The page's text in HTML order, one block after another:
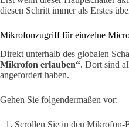
diesen Schritt immer als Erstes
Mikrofonzugriff für einzelne
Direkt unterhalb des globalen
Mikrofon erlauben“. Dort sind
angefordert haben.
Gehen Sie folgendermaßen vor:
Scrollen Sie in den Mikrofon-